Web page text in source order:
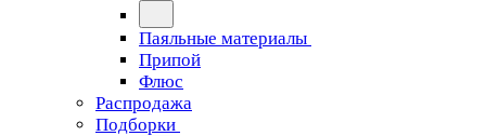
Паяльные материалы
Припой
Флюс
Распродажа
Подборки